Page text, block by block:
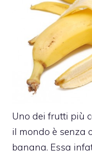
Uno dei frutti più
il mondo è senza
banana. Essa